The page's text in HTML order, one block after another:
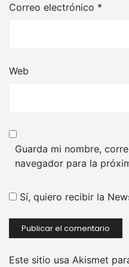
Correo electrónico *
Web
Guarda mi nombre,
navegador para la
Sí, quiero recibir la
Este sitio usa Akismet